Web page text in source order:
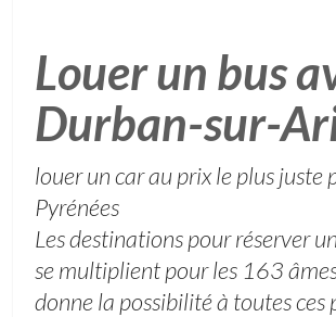
Louer un bus
Durban-sur-
louer un car au prix le plus
Pyrénées
Les destinations pour réserver
se multiplient pour les 163
donne la possibilité à toutes ces